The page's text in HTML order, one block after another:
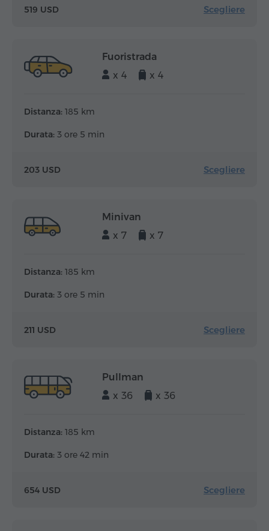
519 USD Scegliere
Fuoristrada
x 4
x 4
Distanza: 185 km
Durata: 3 ore 5 min
203 USD Scegliere
Minivan
x 7
x 7
Distanza: 185 km
Durata: 3 ore 5 min
211 USD Scegliere
Pullman
x 36
x 36
Distanza: 185 km
Durata: 3 ore 42 min
654 USD Scegliere